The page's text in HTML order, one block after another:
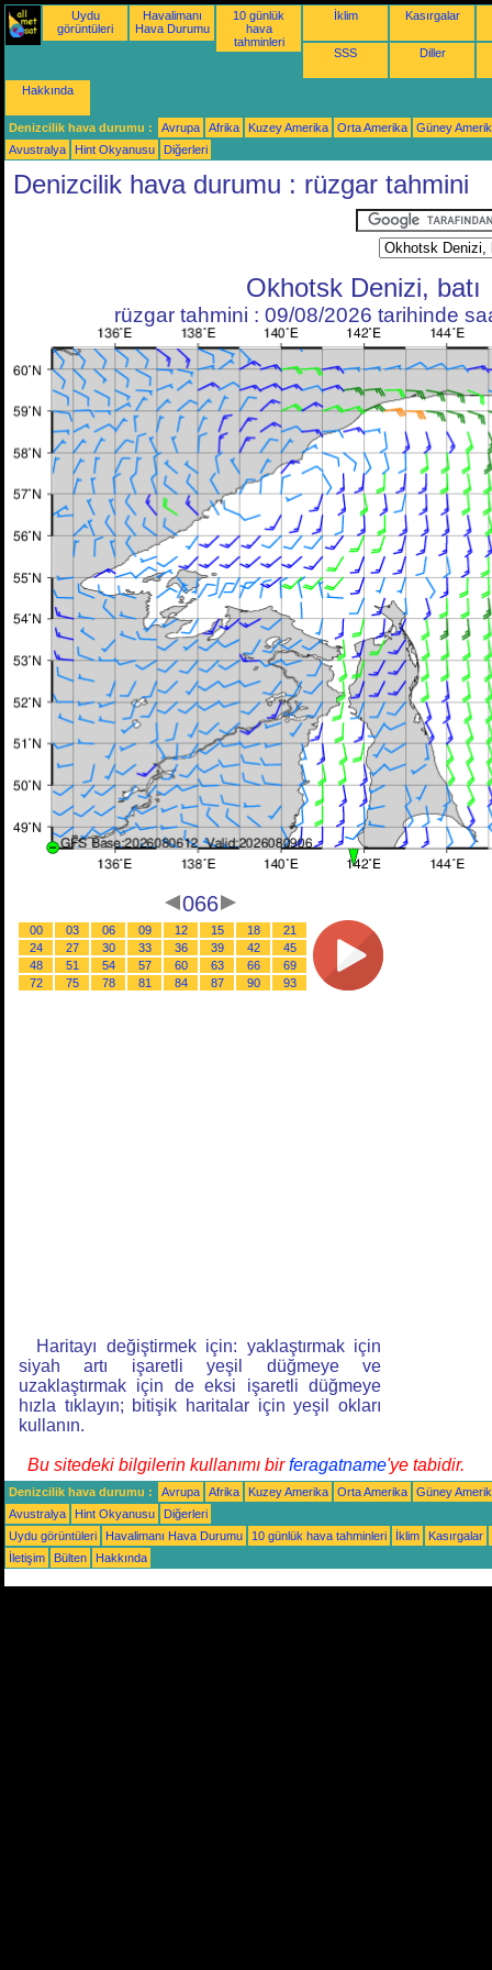
Uydu
görüntüleri
Havalimanı
Hava Durumu
10 günlük
hava
tahminleri
İklim Kasırgalar
SSS Diller
Hakkında
Denizcilik hava durumu : Avrupa Afrika Kuzey Amerika Orta Amerika
Güney
Avustralya
Hint Okyanusu Diğerleri
Denizcilik hava durumu : rüzgar tahmini
Okhotsk Denizi, batı
rüzgar tahmini : 09/08/2026 tarihinde
066
00 03 06 09 12 15 18
21
24
27 30 33 36 39 42
45
48
51 54 57 60 63 66
69
72
75 78 81 84 87 90 93
Haritayı değiştirmek için: yaklaştırmak için
siyah artı işaretli yeşil düğmeye ve
uzaklaştırmak için de eksi işaretli düğmeye
hızla tıklayın; bitişik haritalar için yeşil okları
kullanın.
Bu sitedeki bilgilerin kullanımı birferagatname'ye tabidir.
Denizcilik hava durumu : Avrupa Afrika Kuzey Amerika Orta Amerika
Güney
Avustralya
Hint Okyanusu
Diğerleri
Uydu görüntüleri
Havalimanı Hava Durumu 10 günlük hava tahminleri İklim
Kasırgalar
İletişim
Bülten Hakkında